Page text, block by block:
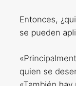
Entonces,
se pueden
quien se